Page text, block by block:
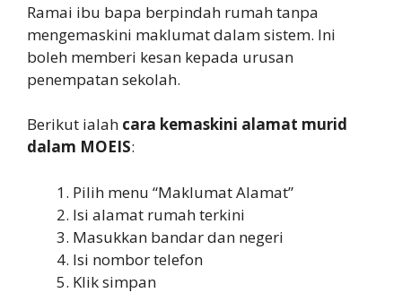
Ramai ibu bapa berpindah rumah tanpa
mengemaskini maklumat dalam sistem. Ini
boleh memberi kesan kepada urusan
penempatan sekolah.
Berikut ialah cara kemaskini alamat murid
dalam MOEIS:
Pilih menu “Maklumat Alamat”
Isi alamat rumah terkini
Masukkan bandar dan negeri
Isi nombor telefon
Klik simpan